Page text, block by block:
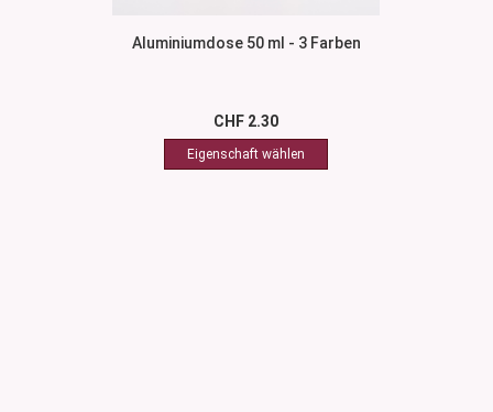
Aluminiumdose 50 ml - 3 Farben
CHF 2.30